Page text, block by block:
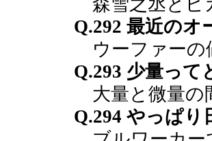
森雪之丞とピ
Q.292 最近のオ
ウーファーの
Q.293 少量っ
大量と微量の
Q.294 やっぱ